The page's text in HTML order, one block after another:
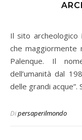
Il sito archeologico Maya, situato nello stato del Messico
che maggiormente
Palenque. Il
dell’umanità dal
delle grandi acque”.
Dipersaperilmondo